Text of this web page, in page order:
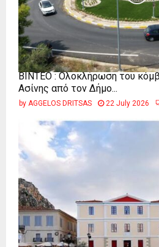
ΒΙΝΤΕΟ : Ολοκλήρωση του
Ασίνης από τον Δήμο...
by AGGELOS DRITSAS 22 July 2026